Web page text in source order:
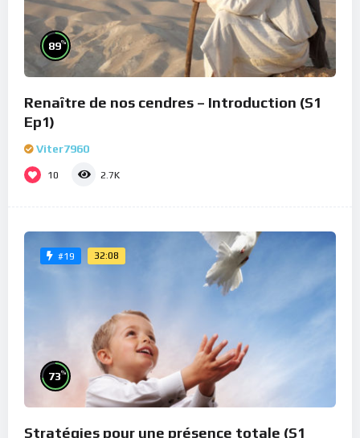
89%
Renaître de nos cendres – Introduction (S1
Ep1)
Viter7960
10 2.7K
#19 32:08
73%
Stratégies pour une présence totale (S1